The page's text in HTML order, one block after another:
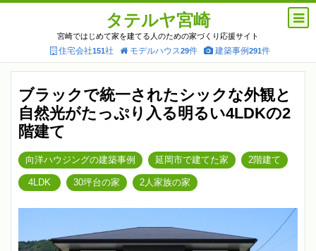
タテルヤ宮崎
宮崎ではじめて家を建てる人のための家づくり応援サイト
住宅会社151社 モデルハウス29件 建築事例291件
ブラックで統一されたシックな外観と
自然光がたっぷり入る明るい4LDKの2
階建て
向洋ハウジングの建築事例 延岡市で建てた家 2階建て
4LDK 30坪台の家 2人家族の家